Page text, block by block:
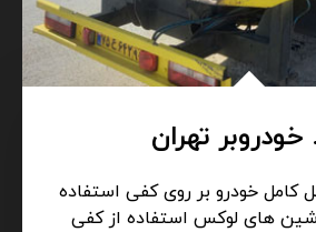
کامل خودرو بر روی کفی استفاده
های لوکس استفاده از کفی